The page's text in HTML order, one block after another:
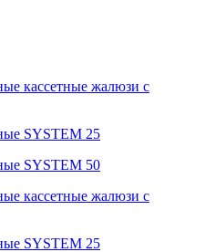
кассетные жалюзи с
SYSTEM 25
SYSTEM 50
кассетные жалюзи с
SYSTEM 25